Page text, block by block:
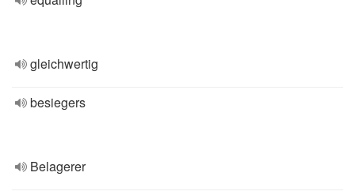
gleichwertig
besiegers
Belagerer